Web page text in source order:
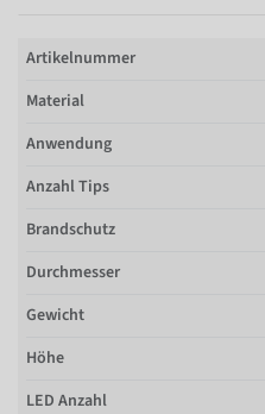
Artikelnummer
Material
Anwendung
Anzahl Tips
Brandschutz
Durchmesser
Gewicht
Höhe
LED Anzahl